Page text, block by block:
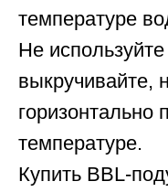
температуре
Не
выкручивайте,
горизонтально
температуре.
Купить BBL-